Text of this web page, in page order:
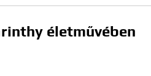
életművében